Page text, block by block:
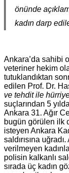
önünde
kadın darp
Ankara’da sahibi
veteriner hekim
tutuklandıktan
edilen Prof. Dr.
ve tehdit ile
suçlarından 5
Ankara 31. Ağır
bugün görülen ilk
isteyen Ankara
saldırısına
verilmeyen
polisin kalkanlı
sırada üç kadın